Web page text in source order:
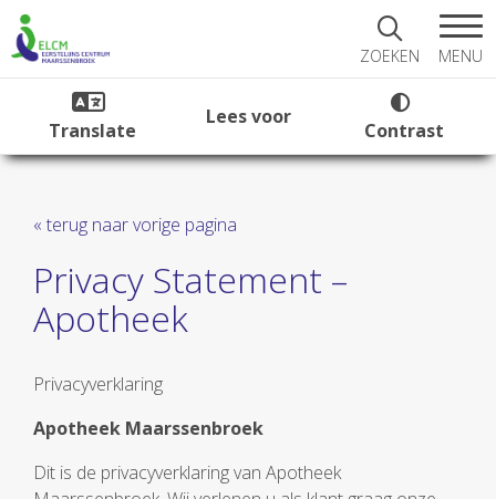
ZOEKEN MENU
Translate
Lees voor
Contrast
« terug naar vorige pagina
Privacy Statement –
Apotheek
Privacyverklaring
Apotheek Maarssenbroek
Dit is de privacyverklaring van Apotheek